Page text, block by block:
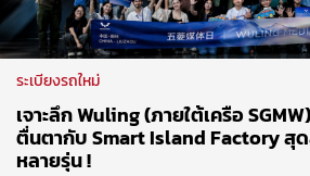
ระเบียงรถใหม่
เจาะลึก Wuling (ภายใต้เครือ
ตื่นตากับ Smart Island Factory สุด
หลายรุ่น !